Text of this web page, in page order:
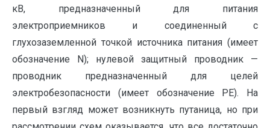
кВ, предназначенный для питания
электроприемников и соединенный с
глухозаземленной точкой источника питания (имеет
обозначение N); нулевой защитный проводник —
проводник предназначенный для целей
электробезопасности (имеет обозначение PE). На
первый взгляд может возникнуть путаница, но при